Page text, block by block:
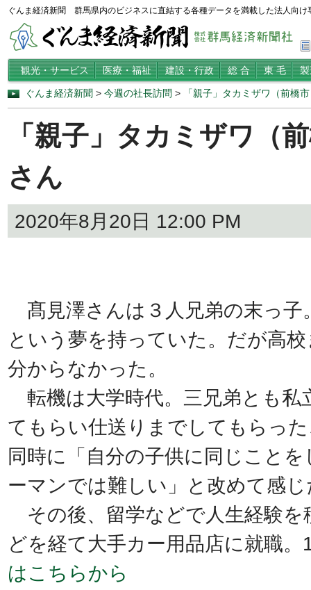
ぐんま経済新聞 群馬県内のビジネスに直結する各種データを満載した法人向け
観光・サービス 医療・福祉 建設・行政 総 合 東 毛
ぐんま経済新聞 > 今週の社長訪問 > 「親子」タカミザワ（前橋
「親子」タカミザワ（
さん
2020年8月20日 12:00 PM
髙見澤さんは３人兄弟の末っ子
という夢を持っていた。だが高
分からなかった。
転機は大学時代。三兄弟とも私
てもらい仕送りまでしてもらっ
同時に「自分の子供に同じこと
ーマンでは難しい」と改めて感じ
その後、留学などで人生経験を
どを経て大手カー用品店に就職
はこちらから